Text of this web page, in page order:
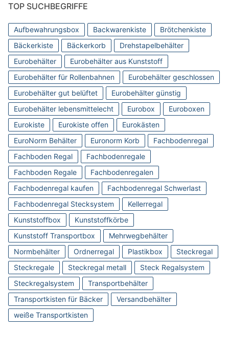
TOP SUCHBEGRIFFE
Aufbewahrungsbox Backwarenkiste
Brötchenkiste
Bäckerkiste
Bäckerkorb
Drehstapelbehälter
Eurobehälter
Eurobehälter aus Kunststoff
Eurobehälter für Rollenbahnen
Eurobehälter geschlossen
Eurobehälter gut belüftet
Eurobehälter günstig
Eurobehälter lebensmittelecht
Eurobox
Euroboxen
Eurokiste
Eurokiste offen
Eurokästen
EuroNorm Behälter
Euronorm Korb
Fachbodenregal
Fachboden Regal
Fachbodenregale
Fachboden Regale
Fachbodenregalen
Fachbodenregal kaufen
Fachbodenregal Schwerlast
Fachbodenregal Stecksystem
Kellerregal
Kunststoffbox
Kunststoffkörbe
Kunststoff Transportbox
Mehrwegbehälter
Normbehälter
Ordnerregal Plastikbox
Steckregal
Steckregale
Steckregal metall
Steck Regalsystem
Steckregalsystem
Transportbehälter
Transportkisten für Bäcker
Versandbehälter
weiße Transportkisten